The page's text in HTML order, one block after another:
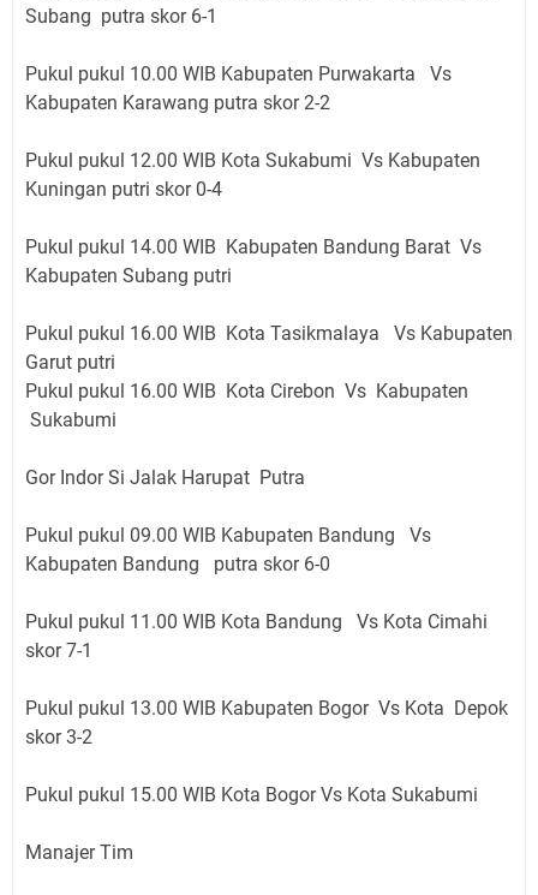
Subang putra skor 6-1
Pukul pukul 10.00 WIB Kabupaten Purwakarta Vs
Kabupaten Karawang putra skor 2-2
Pukul pukul 12.00 WIB Kota Sukabumi Vs Kabupaten
Kuningan putri skor 0-4
Pukul pukul 14.00 WIB Kabupaten Bandung Barat Vs
Kabupaten Subang putri
Pukul pukul 16.00 WIB Kota Tasikmalaya Vs Kabupaten
Garut putri
Pukul pukul 16.00 WIB Kota Cirebon Vs Kabupaten
Sukabumi
Gor Indor Si Jalak Harupat Putra
Pukul pukul 09.00 WIB Kabupaten Bandung Vs
Kabupaten Bandung putra skor 6-0
Pukul pukul 11.00 WIB Kota Bandung Vs Kota Cimahi
skor 7-1
Pukul pukul 13.00 WIB Kabupaten Bogor Vs Kota Depok
skor 3-2
Pukul pukul 15.00 WIB Kota Bogor Vs Kota Sukabumi
Manajer Tim